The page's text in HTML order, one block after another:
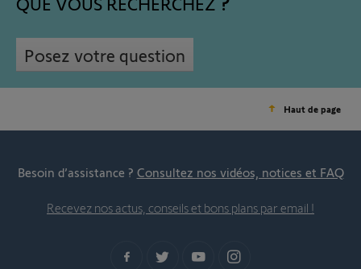
Posez votre question
Haut de page
Besoin d’assistance ? Consultez nos vidéos, notices et FAQ
Recevez nos actus, conseils et bons plans par email !